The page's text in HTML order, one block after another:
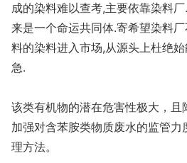
成的染料难以查考,主要依靠染料
来是一个命运共同体.寄希望染料
料的染料进入市场,从源头上杜绝
急.
该类有机物的潜在危害性极大，且
加强对含苯胺类物质废水的监管
理方法。